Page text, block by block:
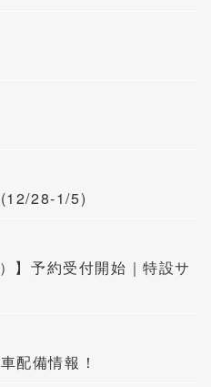
28-1/5)
】予約受付開始｜特設サ
配備情報！